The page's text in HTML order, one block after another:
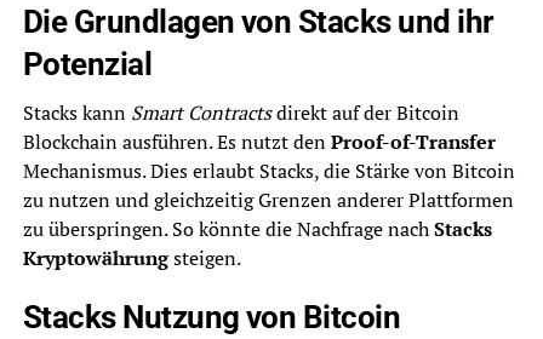
Die Grundlagen von Stacks und ihr
Potenzial
Stacks kann Smart Contractsdirekt auf der Bitcoin
Blockchain ausführen. Es nutzt denProof-of-Transfer
Mechanismus. Dies erlaubt Stacks, die Stärke von Bitcoin
zu nutzen und gleichzeitig Grenzen anderer Plattformen
zu überspringen. So könnte die Nachfrage nachStacks
Kryptowährungsteigen.
Stacks Nutzung von Bitcoin